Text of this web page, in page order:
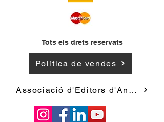
Tots els drets reservats
Política de vendes
Associació d'Editors d'Andorra